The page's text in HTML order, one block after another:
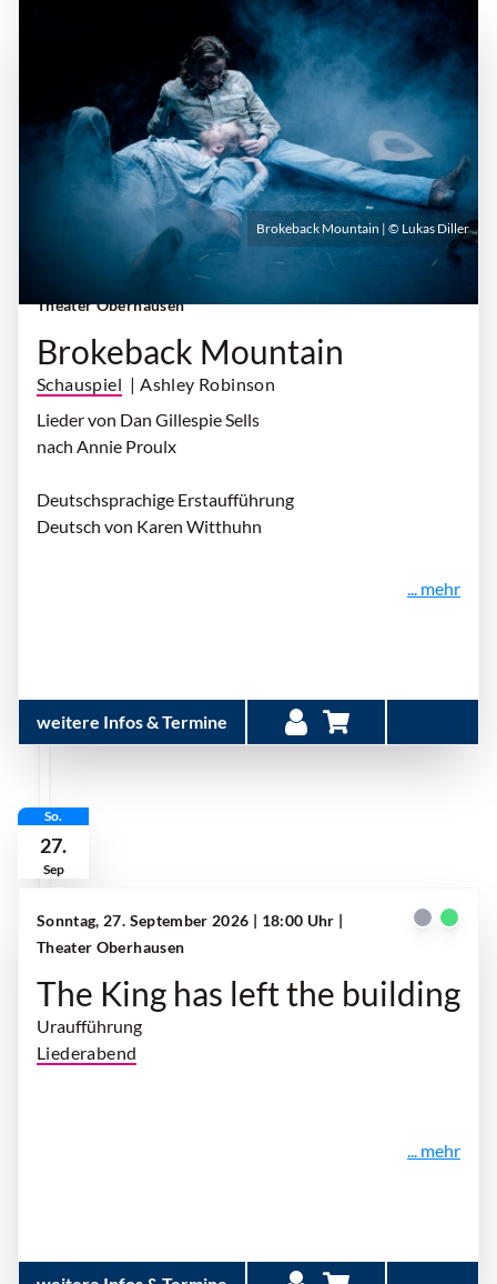
Sonntag, 20. September 2026 | 18:00 Uhr
Theater Oberhausen
Brokeback Mountain
Schauspiel | Ashley Robinson
Lieder von Dan Gillespie Sells
nach Annie Proulx
Deutschsprachige Erstaufführung
Deutsch von Karen Witthuhn
... mehr
weitere Infos & Termine
Brokeback Mountain | © Lukas Diller
So.
27.
Sep
Sonntag, 27. September 2026 | 18:00 Uhr |
Theater Oberhausen
The King has left the building
Uraufführung
Liederabend
... mehr